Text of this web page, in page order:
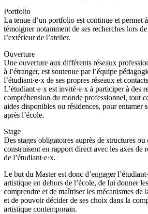
Portfolio
La tenue d’un portfolio est continue et permet à
témoigner notamment de ses recherches lors
l’extérieur de l’atelier.
Ouverture
Une ouverture aux différents réseaux
à l’étranger, est soutenue par l’équipe
l’étudiant·e·x de ses propres réseaux et
L’étudiant·e·x est invité·e·x à participer à des
compréhension du monde professionnel, tout
aides disponibles ou résidences, pour entamer
après l’école.
Stage
Des stages obligatoires auprès de structures ou
construisent en rapport direct avec les axes de
de l’étudiant·e·x.
Le but du Master est donc d’engager
artistique en dehors de l’école, de lui donner
comprendre et de maîtriser les mécanismes de
et de pouvoir décider de ses choix dans la
artistique contemporain.